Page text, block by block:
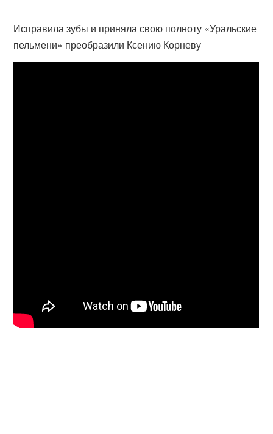
Исправила зубы и приняла свою полноту «Уральские
пельмени» преобразили Ксению Корневу